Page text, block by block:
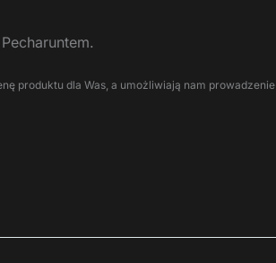
produktu dla Was, a umożliwiają nam prowadzenie